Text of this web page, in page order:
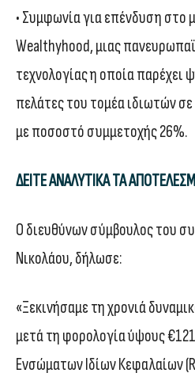
• Συμφωνία για επένδυση στο
Wealthyhood, μιας
τεχνολογίας η οποία
πελάτες του τομέα ιδιωτών
με ποσοστό συμμετοχής 26%.
ΔΕΙΤΕ ΑΝΑΛΥΤΙΚΑ ΤΑ
Ο διευθύνων σύμβουλος του
Νικολάου, δήλωσε:
«Ξεκινήσαμε τη χρονιά
μετά τη φορολογία ύψους
Ενσώματων Ιδίων Κεφαλαίων